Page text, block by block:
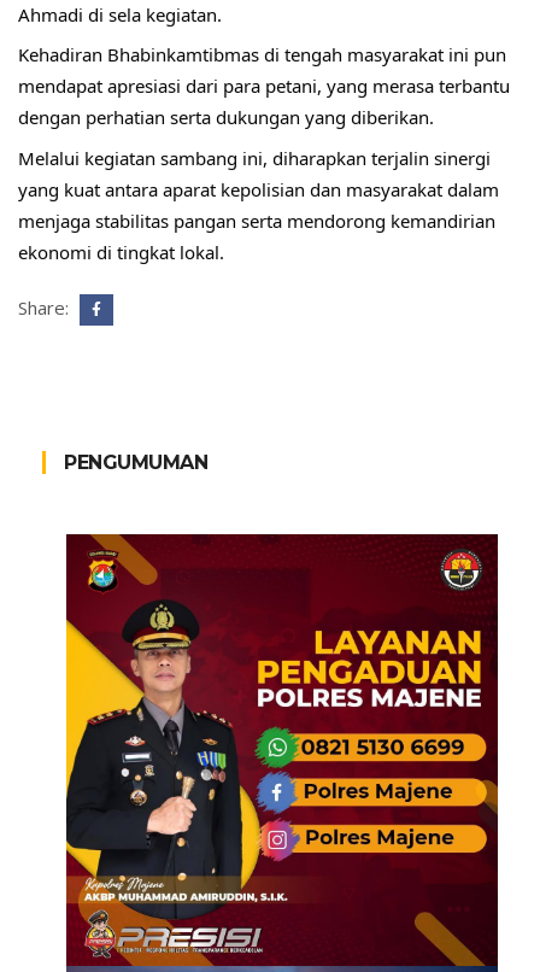
Ahmadi di sela kegiatan.
Kehadiran Bhabinkamtibmas di tengah masyarakat ini pun
mendapat apresiasi dari para petani, yang merasa terbantu
dengan perhatian serta dukungan yang diberikan.
Melalui kegiatan sambang ini, diharapkan terjalin sinergi
yang kuat antara aparat kepolisian dan masyarakat dalam
menjaga stabilitas pangan serta mendorong kemandirian
ekonomi di tingkat lokal.
Share:
PENGUMUMAN